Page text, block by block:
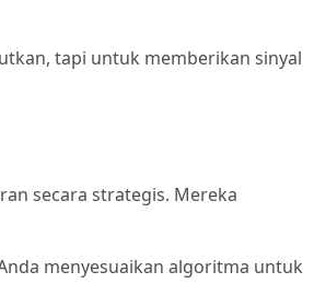
tapi untuk memberikan sinyal
secara strategis. Mereka
menyesuaikan algoritma untuk